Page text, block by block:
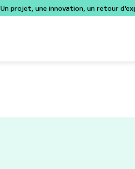
Un projet, une innovation, un retour